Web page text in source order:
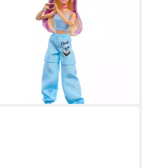
Anziehpuppe Barbie Deluxe
Style Customization
lieferbar - in 2-3 Werktagen bei dir